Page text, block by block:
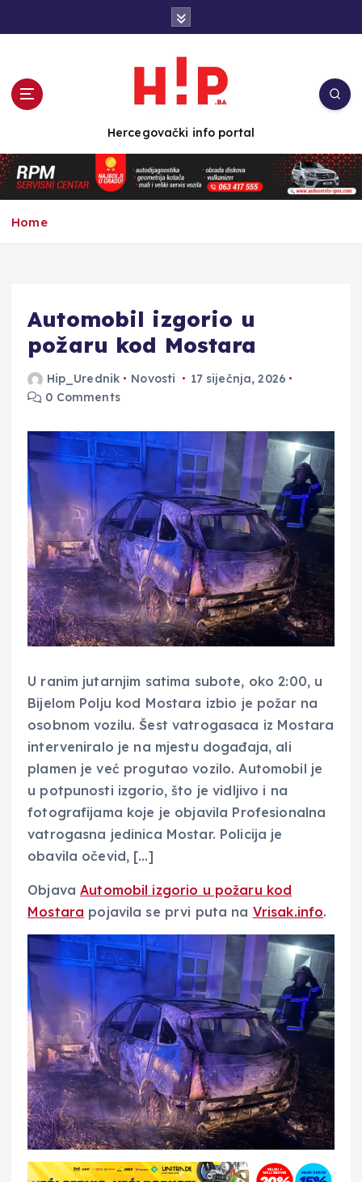
n
t
e
Hercegovački info portal
Home
Automobil izgorio u
požaru kod Mostara
Hip_Urednik Novosti
17 siječnja, 2026
0 Comments
U ranim jutarnjim satima subote, oko 2:00, u
Bijelom Polju kod Mostara izbio je požar na
osobnom vozilu. Šest vatrogasaca iz Mostara
interveniralo je na mjestu događaja, ali
plamen je već progutao vozilo. Automobil je
u potpunosti izgorio, što je vidljivo i na
fotografijama koje je objavila Profesionalna
vatrogasna jedinica Mostar. Policija je
obavila očevid, […]
ObjavaAutomobil izgorio u požaru kod
Mostara pojavila se prvi puta na Vrisak.info.